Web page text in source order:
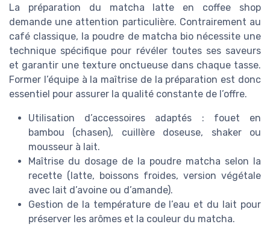
La préparation du matcha latte en coffee shop
demande une attention particulière. Contrairement au
café classique, la poudre de matcha bio nécessite une
technique spécifique pour révéler toutes ses saveurs
et garantir une texture onctueuse dans chaque tasse.
Former l’équipe à la maîtrise de la préparation est donc
essentiel pour assurer la qualité constante de l’offre.
Utilisation d’accessoires adaptés : fouet en
bambou (chasen), cuillère doseuse, shaker ou
mousseur à lait.
Maîtrise du dosage de la poudre matcha selon la
recette (latte, boissons froides, version végétale
avec lait d’avoine ou d’amande).
Gestion de la température de l’eau et du lait pour
préserver les arômes et la couleur du matcha.